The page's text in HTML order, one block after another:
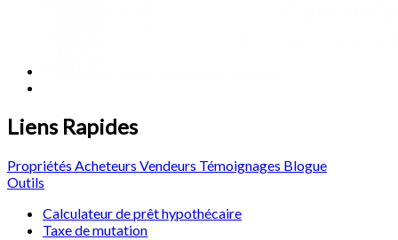
Liens Rapides
Propriétés Acheteurs Vendeurs Témoignages Blogue
Outils
Calculateur de prêt hypothécaire
Taxe de mutation